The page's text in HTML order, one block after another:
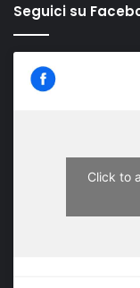
Seguici su
Click to